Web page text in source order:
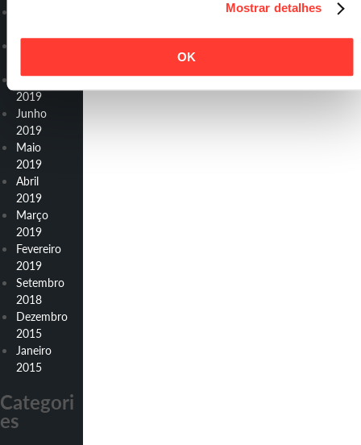
Mostrar detalhes
OK
Julho
2019
Junho
2019
Maio
2019
Abril
2019
Março
2019
Fevereiro
2019
Setembro
2018
Dezembro
2015
Janeiro
2015
Categori
es